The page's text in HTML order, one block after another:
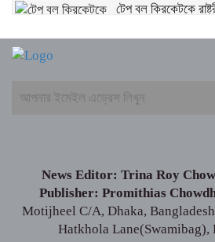
টেপ বল ক্রিকেটকে
একটি দুর্ঘটনায়
ভবিষ্যৎ স্বপ্নের সমাধি
News Editor: Trina Roy
Publisher: Promithias
Motijheel C/A, Dhaka,
Hatkhola Lane(Swamibag),